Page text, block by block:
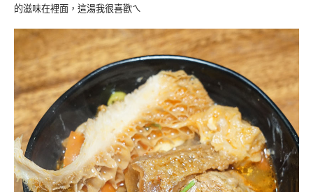
的滋味在裡面，這湯我很喜歡ㄟ